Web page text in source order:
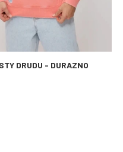
DRUDU - DURAZNO